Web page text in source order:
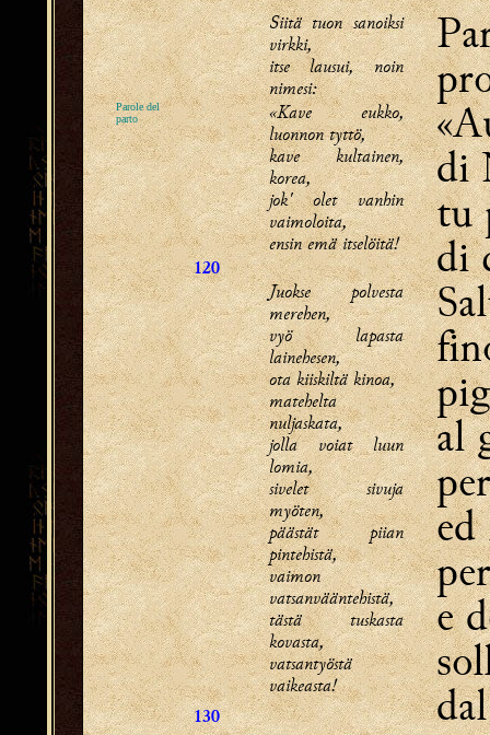
Siitä tuon sanoiksi
virkki,
itse lausui, noin
nimesi:
Parole del
parto
120
«Kave eukko,
luonnon tyttö,
kave kultainen,
korea,
jok' olet vanhin
vaimoloita,
ensin emä itselöitä!
di
tu
di
130
Juokse polvesta
merehen,
vyö lapasta
lainehesen,
ota kiiskiltä kinoa,
matehelta
nuljaskata,
jolla voiat luun
lomia,
sivelet sivuja
myöten,
päästät piian
pintehistä,
vaimon
vatsanvääntehistä,
tästä tuskasta
kovasta,
vatsantyöstä
vaikeasta!
al
e